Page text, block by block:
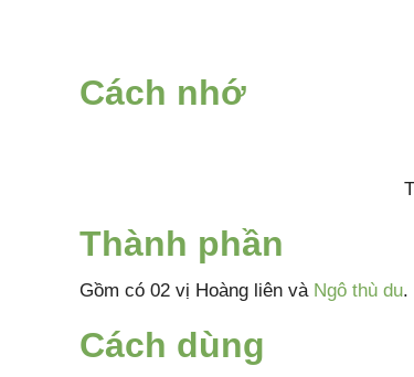
Cách nhớ
Thành phần
Gồm có 02 vị Hoàng liên và Ngô thù du.
Cách dùng